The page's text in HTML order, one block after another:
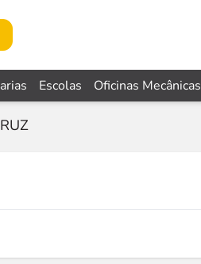
Escolas Oficinas Mecânicas